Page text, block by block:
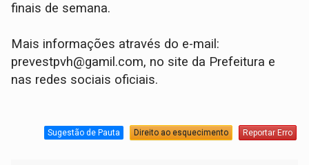
finais de semana.
Mais informações através do e-mail:
prevestpvh@gamil.com, no site da Prefeitura e
nas redes sociais oficiais.
Sugestão de Pauta Direito ao esquecimento Reportar Erro